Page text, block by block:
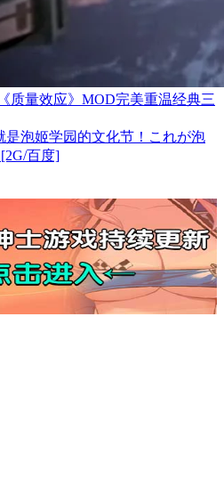
质量效应》MOD完美重温经典三
是泡姬学园的文化节！これが泡
百度]